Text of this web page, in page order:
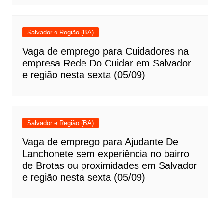
Salvador e Região (BA)
Vaga de emprego para Cuidadores na
empresa Rede Do Cuidar em Salvador
e região nesta sexta (05/09)
Salvador e Região (BA)
Vaga de emprego para Ajudante De
Lanchonete sem experiência no bairro
de Brotas ou proximidades em Salvador
e região nesta sexta (05/09)